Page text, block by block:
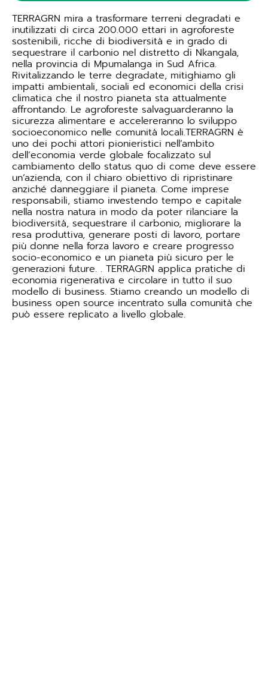
TERRAGRN mira a trasformare terreni degradati e
inutilizzati di circa 200.000 ettari in agroforeste
sostenibili, ricche di biodiversità e in grado di
sequestrare il carbonio nel distretto di Nkangala,
nella provincia di Mpumalanga in Sud Africa.
Rivitalizzando le terre degradate, mitighiamo gli
impatti ambientali, sociali ed economici della crisi
climatica che il nostro pianeta sta attualmente
affrontando. Le agroforeste salvaguarderanno la
sicurezza alimentare e accelereranno lo sviluppo
socioeconomico nelle comunità locali.TERRAGRN è
uno dei pochi attori pionieristici nell’ambito
dell’economia verde globale focalizzato sul
cambiamento dello status quo di come deve essere
un’azienda, con il chiaro obiettivo di ripristinare
anziché danneggiare il pianeta. Come imprese
responsabili, stiamo investendo tempo e capitale
nella nostra natura in modo da poter rilanciare la
biodiversità, sequestrare il carbonio, migliorare la
resa produttiva, generare posti di lavoro, portare
più donne nella forza lavoro e creare progresso
socio-economico e un pianeta più sicuro per le
generazioni future. . TERRAGRN applica pratiche di
economia rigenerativa e circolare in tutto il suo
modello di business. Stiamo creando un modello di
business open source incentrato sulla comunità che
può essere replicato a livello globale.